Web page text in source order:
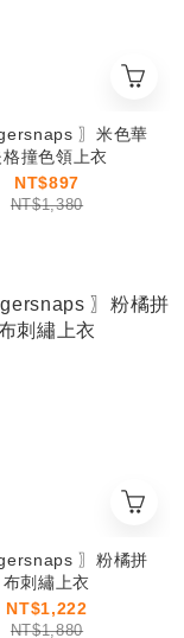
〗米色華
格撞色領上衣
NT$897
NT$1,380
〗粉橘拼
布刺繡上衣
NT$1,222
NT$1,880